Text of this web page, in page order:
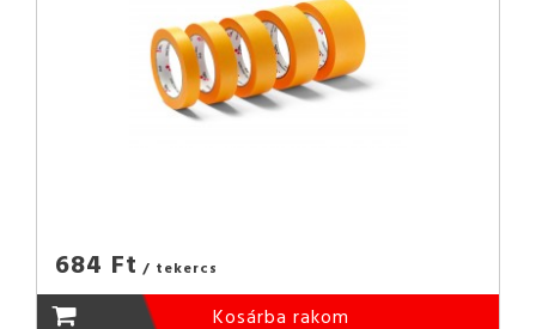
684 Ft / tekercs
Kosárba rakom